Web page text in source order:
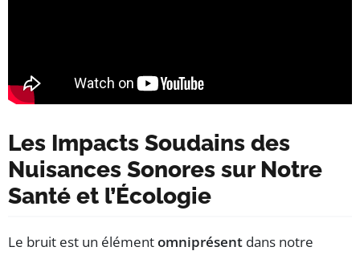
Les Impacts Soudains des
Nuisances Sonores sur Notre
Santé et l’Écologie
Le bruit est un élémentomniprésent dans notre